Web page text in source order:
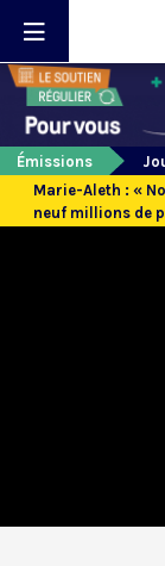
Émissions
Marie-Aleth : «
neuf millions de